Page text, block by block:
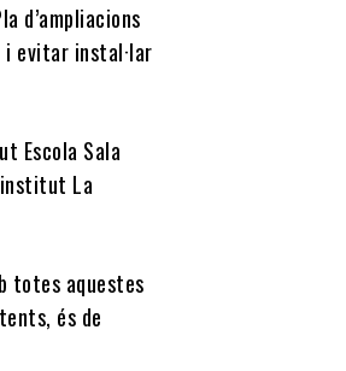
d’ampliacions
i evitar instal·lar
Escola Sala
La
totes aquestes
és de